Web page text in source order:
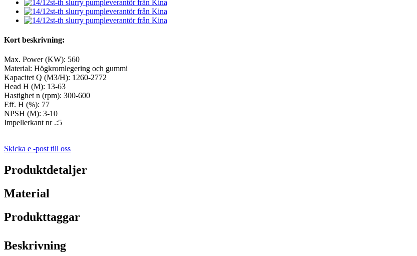
Kort beskrivning:
Max. Power (KW): 560
Material: Högkromlegering och gummi
Kapacitet Q (M3/H): 1260-2772
Head H (M): 13-63
Hastighet n (rpm): 300-600
Eff. Η (%): 77
NPSH (M): 3-10
Impellerkant nr .:5
Skicka e -post till oss
Produktdetaljer
Material
Produkttaggar
Beskrivning